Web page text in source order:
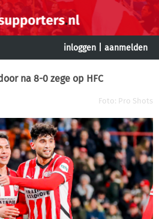
inloggen aanmelden
na 8-0 zege op HFC
Foto: Pro Shots